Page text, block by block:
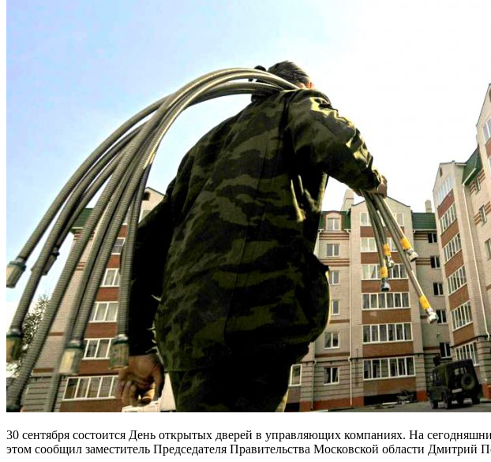
30 сентября состоится День открытых дверей в управляющих компаниях. На
этом сообщил заместитель Председателя Правительства Московской области Дмитрий